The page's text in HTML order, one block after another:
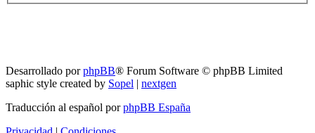
Desarrollado porphpBB® Forum Software © phpBB Limited
saphic style created by Sopel | nextgen
Traducción al español porphpBB España